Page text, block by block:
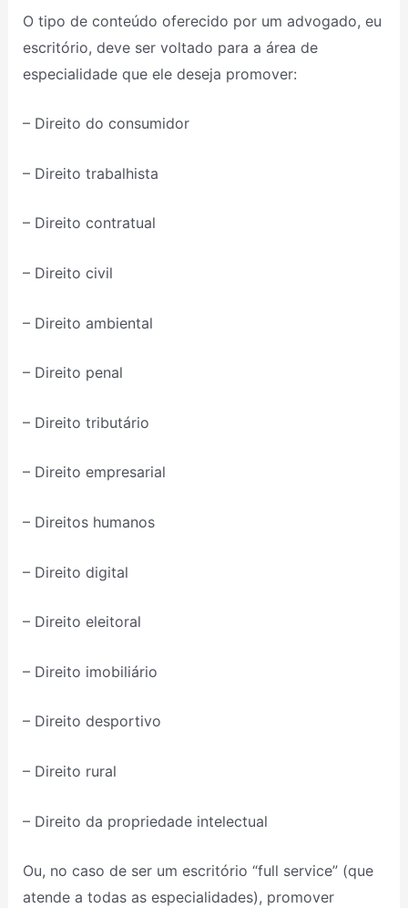
O tipo de conteúdo oferecido por um advogado, eu
escritório, deve ser voltado para a área de
especialidade que ele deseja promover:
– Direito do consumidor
– Direito trabalhista
– Direito contratual
– Direito civil
– Direito ambiental
– Direito penal
– Direito tributário
– Direito empresarial
– Direitos humanos
– Direito digital
– Direito eleitoral
– Direito imobiliário
– Direito desportivo
– Direito rural
– Direito da propriedade intelectual
Ou, no caso de ser um escritório “full service” (que
atende a todas as especialidades), promover